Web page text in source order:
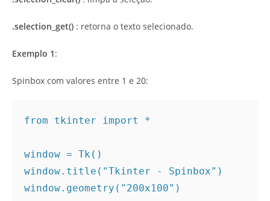
.selection_get() : retorna o texto selecionado.
Exemplo 1:
Spinbox com valores entre 1 e 20:
from tkinter import *
window = Tk()
window.title("Tkinter - Spinbox")
window.geometry("200x100")